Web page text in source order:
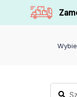
Szukaj:
Szukaj